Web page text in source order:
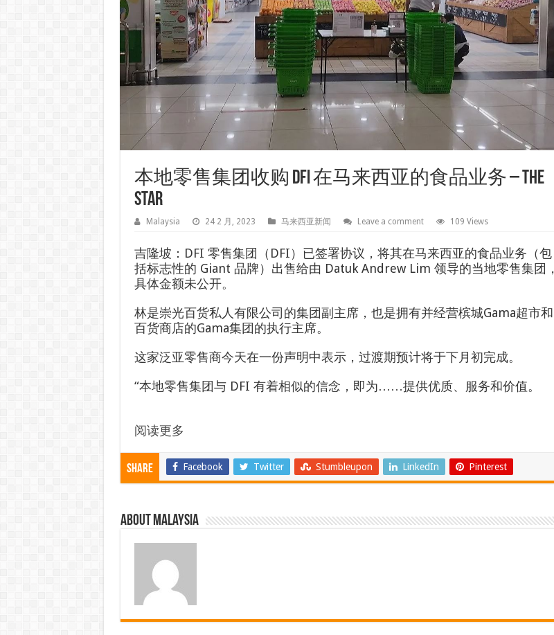
本地零售集团收购 DFI 在马来西亚的食品业务 – The
Star
Malaysia 24 2 月, 2023 马来西亚新闻 Leave a comment 109 Views
吉隆坡：DFI 零售集团（DFI）已签署协议，将其在马来西亚的食品业务（包
括标志性的 Giant 品牌）出售给由 Datuk Andrew Lim 领导的当地零售集团，
具体金额未公开。
林是崇光百货私人有限公司的集团副主席，也是拥有并经营槟城Gama超市和
百货商店的Gama集团的执行主席。
这家泛亚零售商今天在一份声明中表示，过渡期预计将于下月初完成。
“本地零售集团与 DFI 有着相似的信念，即为……提供优质、服务和价值。
阅读更多
Share Facebook Twitter Stumbleupon LinkedIn Pinterest
About Malaysia